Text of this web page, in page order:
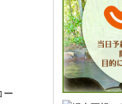
ー